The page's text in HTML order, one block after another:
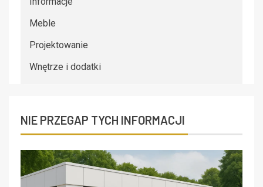
Meble
Projektowanie
Wnętrze i dodatki
NIE PRZEGAP TYCH INFORMACJI